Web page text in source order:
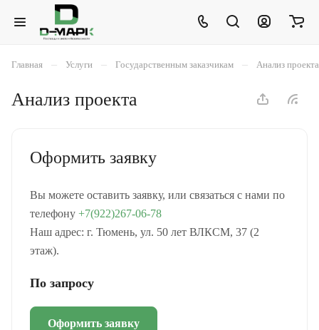
Главная – Услуги – Государственным заказчикам – Анализ проекта
Анализ проекта
Оформить заявку
Вы можете оставить заявку, или связаться с нами по
телефону +7(922)267-06-78
Наш адрес: г. Тюмень, ул. 50 лет ВЛКСМ, 37 (2
этаж).
По запросу
Оформить заявку